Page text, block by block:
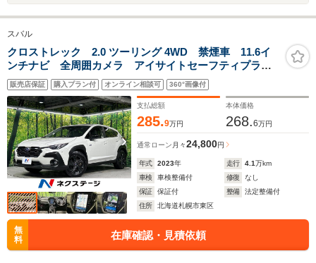
スバル
クロストレック 2.0 ツーリング 4WD 禁煙車 11.6イ
ンチナビ 全周囲カメラ アイサイトセーフティプラ
ス 全車速追従クルーズ ステアリングヒーター メモ
リー機能付きパワーシート シートヒーター リアビー
クルディティクション
販売店保証 購入プラン付 オンライン相談可 360°画像付
支払総額
285.9万円
本体価格
268.6万円
通常ローン 月々24,800円
年式 2023年 走行 4.1万km
車検
車検整備付 修復
なし
保証
保証付 整備
法定整備付
住所
北海道札幌市東区
無
料
在庫確認・見積依頼